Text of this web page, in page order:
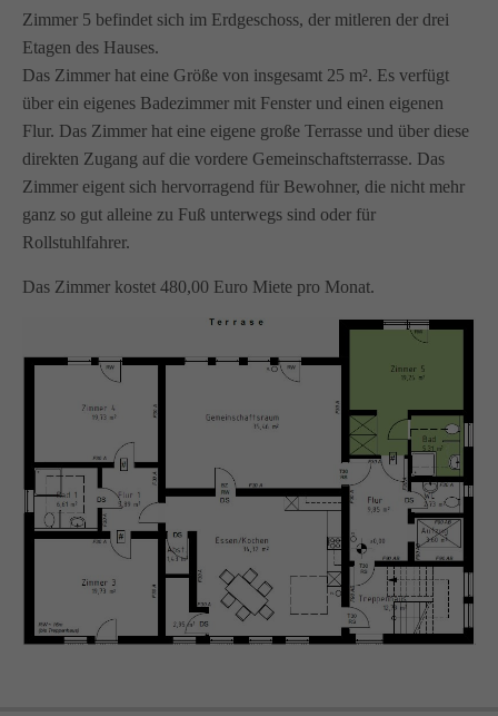
Kontakt
Amicus Pflege GmbH & Co KG
Lipper Weg 11a
45770 Marl
Sie haben Fragen?
02365 955 88 88
info@amicus-pflege.de
Zimmer 5 befindet sich im Erdgeschoss, der mitleren der drei
Etagen des Hauses.
Das Zimmer hat eine Größe von insgesamt 25 m². Es verfügt
über ein eigenes Badezimmer mit Fenster und einen eigenen
Flur. Das Zimmer hat eine eigene große Terrasse und über diese
direkten Zugang auf die vordere Gemeinschaftsterrasse. Das
Zimmer eigent sich hervorragend für Bewohner, die nicht mehr
ganz so gut alleine zu Fuß unterwegs sind oder für
Rollstuhlfahrer.
Das Zimmer kostet 480,00 Euro Miete pro Monat.